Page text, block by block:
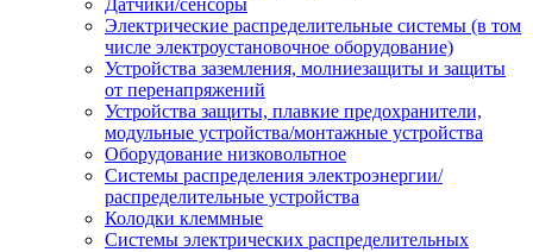
Датчики/сенсоры
Электрические распределительные системы (в том
числе электроустановочное оборудование)
Устройства заземления, молниезащиты и защиты
от перенапряжений
Устройства защиты, плавкие предохранители,
модульные устройства/монтажные устройства
Оборудование низковольтное
Системы распределения электроэнергии/
распределительные устройства
Колодки клеммные
Системы электрических распределительных